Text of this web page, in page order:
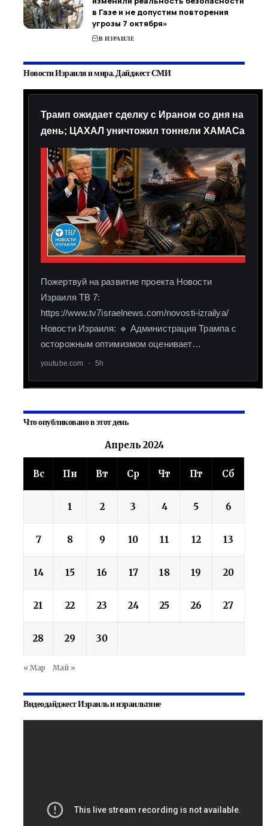
в Газе и не допустим повторения
угрозы 7 октября»
В ИЗРАИЛЕ
Новости Израиля и мира. Дайджест СМИ
Что опубликовано в этот день
Апрель 2024
Вс Пн Вт Ср Чт Пт Сб
1 2 3 4 5 6
7 8 9 10 11 12 13
14 15 16 17 18 19 20
21 22 23 24 25 26 27
28 29 30
« Мар Май »
Видеодайджест Израиль и израильтяне